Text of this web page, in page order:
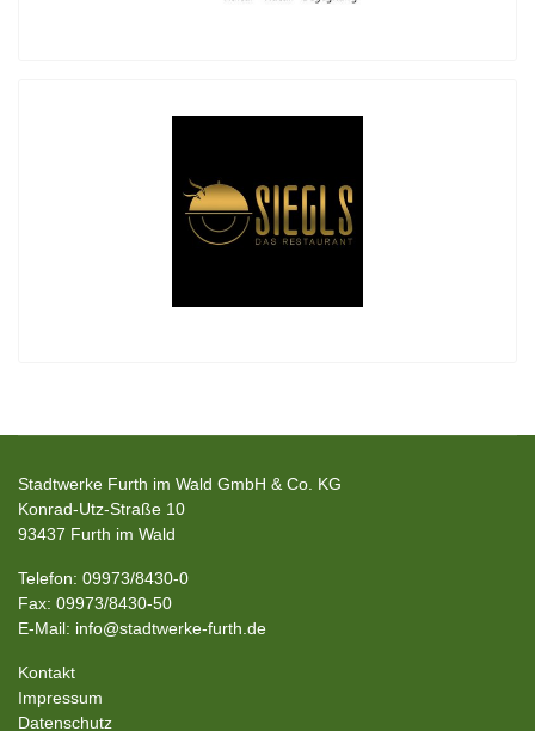
Stadtwerke Furth im Wald GmbH & Co. KG
Konrad-Utz-Straße 10
93437 Furth im Wald
Telefon: 09973/8430-0
Fax: 09973/8430-50
E-Mail: info@stadtwerke-furth.de
Kontakt
Impressum
Datenschutz